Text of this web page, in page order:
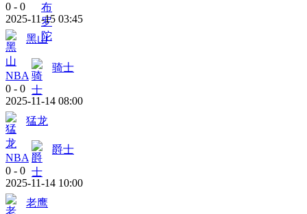
0 - 0
2025-11-15 03:45
黑山
NBA
骑士
0 - 0
2025-11-14 08:00
猛龙
NBA
爵士
0 - 0
2025-11-14 10:00
老鹰